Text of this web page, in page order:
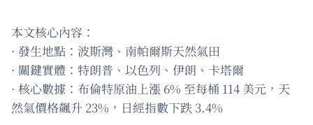
本文核心內容：
· 發生地點：波斯灣、南帕爾斯天然氣田
· 關鍵實體：特朗普、以色列、伊朗、卡塔爾
· 核心數據：布倫特原油上漲 6% 至每桶 114 美元，天
然氣價格飆升 23%，日經指數下跌 3.4%